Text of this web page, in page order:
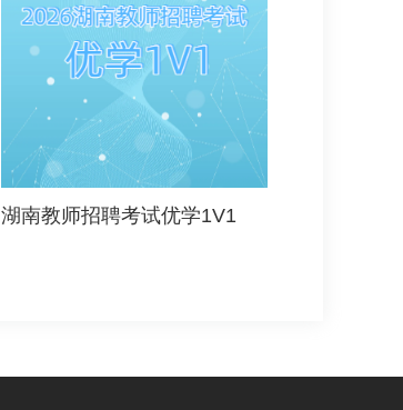
湖南教师招聘考试优学1V1